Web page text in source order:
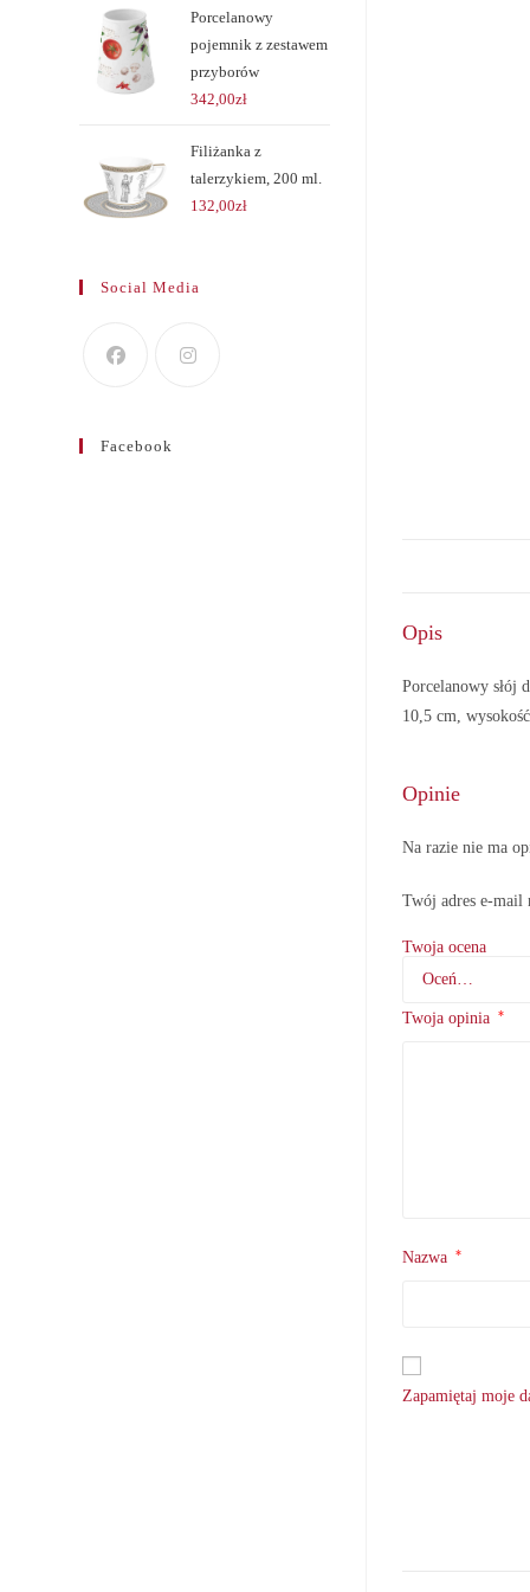
Opis
Porcelanowy słój
10,5 cm,
Opinie
Na razie nie ma
Twój adres e-mail
Twoja ocena
Twoja opinia *
Nazwa *
Zapamiętaj moje
Porcelanowy
pojemnik z zestawem
przyborów
342,00zł
Filiżanka z
talerzykiem, 200 ml.
132,00zł
Social Media
Facebook